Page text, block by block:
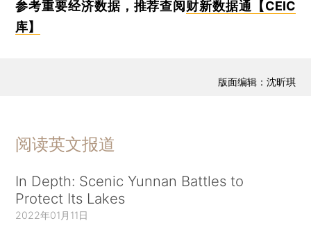
参考重要经济数据，推荐查阅 财新数据通【CEIC
库】
版面编辑：沈昕琪
阅读英文报道
In Depth: Scenic Yunnan Battles to
Protect Its Lakes
2022年01月11日